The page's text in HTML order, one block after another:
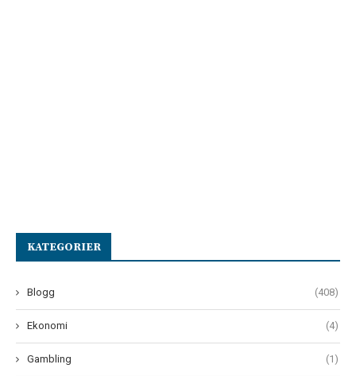
KATEGORIER
Blogg (408)
Ekonomi (4)
Gambling (1)